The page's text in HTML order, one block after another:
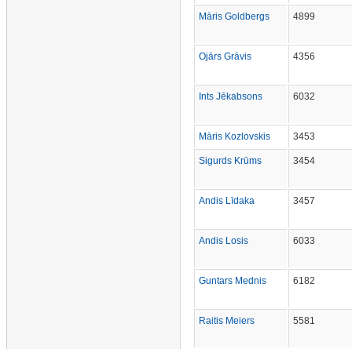
Māris Goldbergs 4899
Ojārs Grāvis 4356
Ints Jēkabsons 6032
Māris Kozlovskis 3453
Sigurds Krūms 3454
Andis Līdaka 3457
Andis Losis 6033
Guntars Mednis 6182
Raitis Meiers 5581